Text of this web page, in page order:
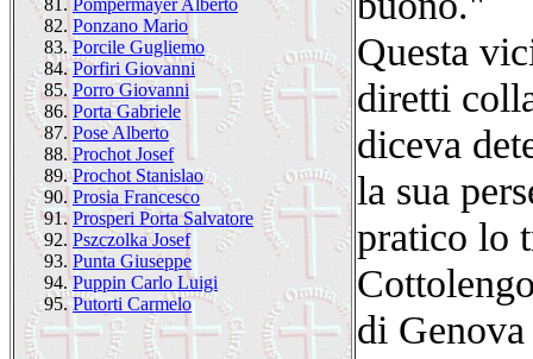
81. Pompermayer Alberto
82. Ponzano Mario
83. Porcile Gugliemo
84. Porfiri Giovanni
85. Porro Giovanni
86. Porta Gabriele
87. Pose Alberto
88. Prochot Josef
89. Prochot Stanislao
90. Prosia Francesco
91. Prosperi Porta Salvatore
92. Pszczolka Josef
93. Punta Giuseppe
94. Puppin Carlo Luigi
95. Putorti Carmelo
Questa
diretti
diceva
la sua
pratico lo
di